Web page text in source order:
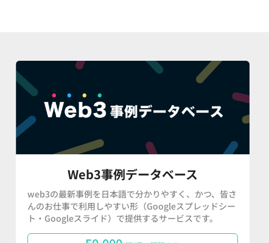
Web3事例データベース
web3の最新事例を日本語で分かりやすく、かつ、皆さ
んのお仕事で利用しやすい形（Googleスプレッドシー
ト・Googleスライド）で提供するサービスです。